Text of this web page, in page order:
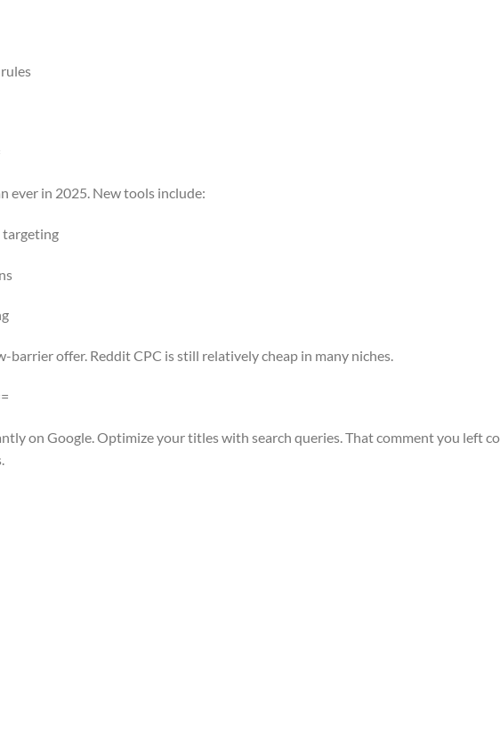
ever in 2025. New tools include:
targeting
barrier offer. Reddit CPC is still relatively cheap in many niches.
on Google. Optimize your titles with search queries. That comment you left